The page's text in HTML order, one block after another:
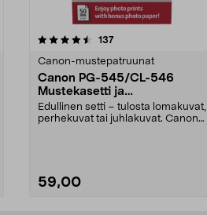
137arvostelut
Canon-mustepatruunat
Canon PG-545/CL-546
Mustekasetti ja
valokuvapaperi
Edullinen setti – tulosta lomakuvat,
perhekuvat tai juhlakuvat. Canon
59,00
4.5 viidestä